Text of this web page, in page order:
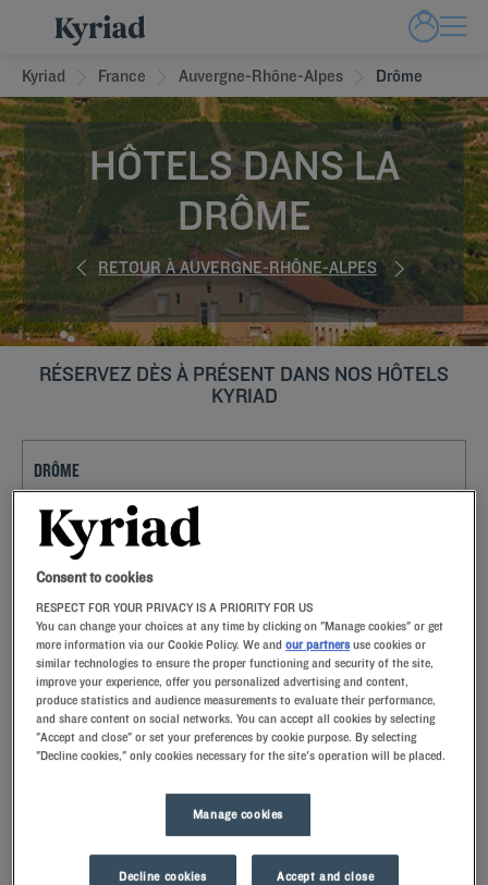
Kyriad France Auvergne-Rhône-Alpes Drôme
HÔTELS DANS LA
DRÔME
RETOUR À AUVERGNE-RHÔNE-ALPES
RÉSERVEZ DÈS À PRÉSENT DANS NOS HÔTELS
KYRIAD
Navigate forward to interact with the calendar and select a date. Press
RECHERCHER
Ajouter un code
Réservez vite votre chambre dans l’un de nos hôtels Kyriad dans la
Plus de 100 destinations à découvrir!
Consent to cookies
RESPECT FOR YOUR PRIVACY IS A PRIORITY FOR US
You can change your choices at any time by clicking on "Manage cookies" or get
more information via our Cookie Policy. We andour partners use cookies or
similar technologies to ensure the proper functioning and security of the site,
improve your experience, offer you personalized advertising and content,
produce statistics and audience measurements to evaluate their performance,
and share content on social networks. You can accept all cookies by selecting
"Accept and close" or set your preferences by cookie purpose. By selecting
"Decline cookies," only cookies necessary for the site's operation will be placed.
Manage cookies
Decline cookies Accept and close